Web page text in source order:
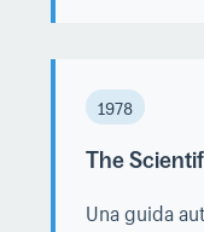
1978
The
Una guida